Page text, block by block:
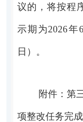
议的，将按程
示期为2026年6
日）。
附件：第
项整改任务完